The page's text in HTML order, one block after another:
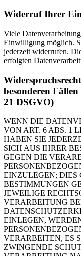
Widerruf Ihrer
Viele
Einwilligung möglich.
jederzeit widerrufen.
erfolgten
besonderen
21 DSGVO)
WENN DIE
VON ART. 6 ABS. 1
HABEN SIE
SICH AUS IHRER
GEGEN DIE
EINZULEGEN; DIES
BESTIMMUNGEN
JEWEILIGE
VERARBEITUNG
EINLEGEN,
VERARBEITEN, ES
ZWINGENDE